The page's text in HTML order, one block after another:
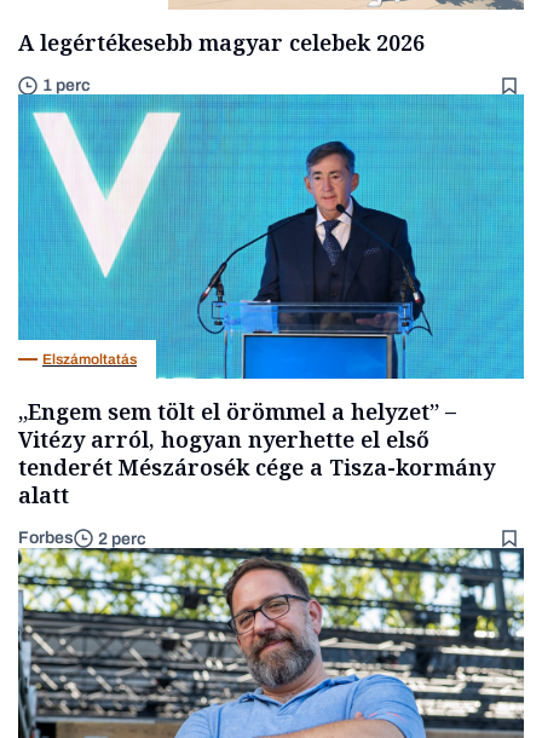
A legértékesebb magyar celebek 2026
1 perc
Elszámoltatás
„Engem sem tölt el örömmel a helyzet” –
Vitézy arról, hogyan nyerhette el első
tenderét Mészárosék cége a Tisza-kormány
alatt
Forbes 2 perc